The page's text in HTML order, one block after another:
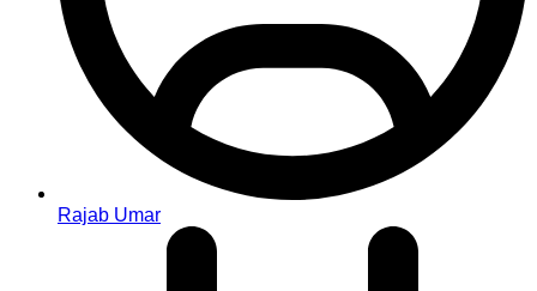
Rajab Umar